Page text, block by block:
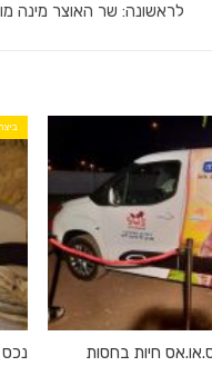
לראשונה: שר האוצר מינה
חיות בחסות